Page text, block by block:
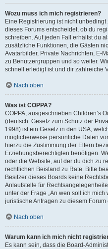
Wozu muss ich mich registrieren?
Eine Registrierung ist nicht
dieses Forums entscheidet, ob du
schreiben. Auf jeden Fall erhältst du
zusätzliche Funktionen, die Gästen
Avatarbilder, Private Nachrichten, E-
zu Benutzergruppen und so weiter.
schnell erledigt ist und dir zahlreiche
Nach oben
Was ist COPPA?
COPPA, ausgeschrieben Children’s
(deutsch: Gesetz zum Schutz der
1998) ist ein Gesetz in den USA,
möglicherweise persönliche Daten
hierzu die Zustimmung der Eltern
Erziehungsberechtigten benötigen.
oder die Website, auf der du dich zu
rechtlichen Beistand zu Rate. Bitte
Besitzer dieses Boards keine
Anlaufstelle für
unter der Frage „An wen soll ich
juristische Anfragen zu diesem
Nach oben
Warum kann ich mich nicht
Es kann sein, dass die Board-